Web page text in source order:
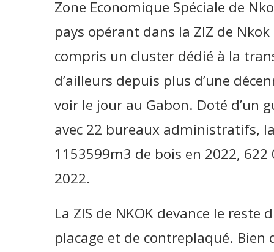
Zone Economique Spéciale de
pays opérant dans la ZIZ de
compris un cluster dédié à la
d’ailleurs depuis plus d’une
voir le jour au Gabon. Doté d’un
avec 22 bureaux administratifs,
1153599m3 de bois en 2022,
2022.
La ZIS de NKOK devance le
placage et de contreplaqué. Bien